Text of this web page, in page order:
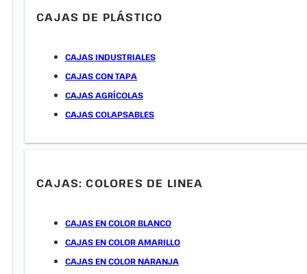
CAJAS DE PLÁSTICO
CAJAS INDUSTRIALES
CAJAS CON TAPA
CAJAS AGRÍCOLAS
CAJAS COLAPSABLES
CAJAS: COLORES DE LINEA
CAJAS EN COLOR BLANCO
CAJAS EN COLOR AMARILLO
CAJAS EN COLOR NARANJA